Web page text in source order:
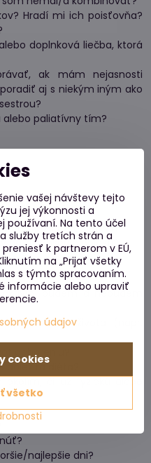
Hradí mi ich poisťovňa?
doplnková liečba, ktorá
ak mám nejasnosti
aj s niekým iným ako
paliatívny tím?
bolesť ustúpi?
zmätený?
(napríklad tabletky)?
na zmenšenie bolesti?
budem a nebudem
kvalitu života (napr.
ochoreniu?
dôležitá diéta?
najlepšie dni?
vašej návštevy tejto
jej výkonnosti a
používaní. Na tento účel
služby tretích strán a
k partnerom v EÚ,
na „Prijať všetky
s týmto spracovaním.
informácie alebo upraviť
údajov
cookies
všetko